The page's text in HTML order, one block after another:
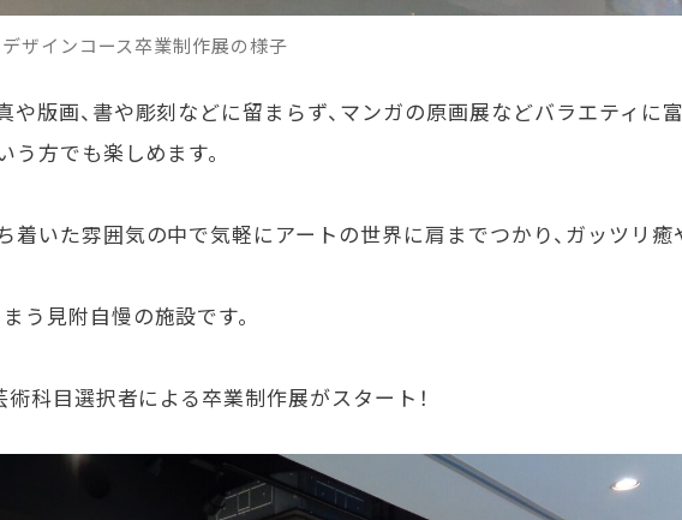
ザインコース卒業制作展の様子
や版画、書や彫刻などに留まらず、マンガの原画展などバラエティに
う方でも楽しめます。
着いた雰囲気の中で気軽にアートの世界に肩までつかり、ガッツリ癒
う見附自慢の施設です。
科目選択者による卒業制作展がスタート！